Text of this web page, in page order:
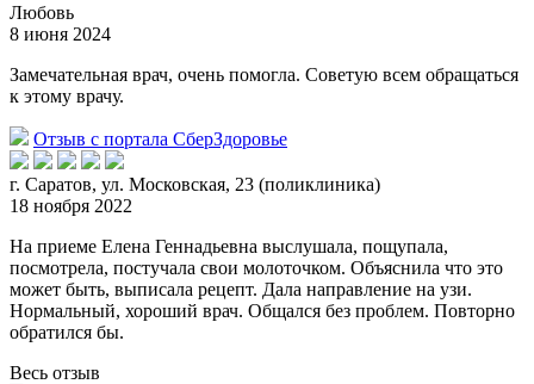
Любовь
8 июня 2024
Замечательная врач, очень помогла. Советую всем обращаться
к этому врачу.
Отзыв с портала СберЗдоровье
г. Саратов, ул. Московская, 23 (поликлиника)
18 ноября 2022
На приеме Елена Геннадьевна выслушала, пощупала,
посмотрела, постучала свои молоточком. Объяснила что это
может быть, выписала рецепт. Дала направление на узи.
Нормальный, хороший врач. Общался без проблем. Повторно
обратился бы.
Весь отзыв